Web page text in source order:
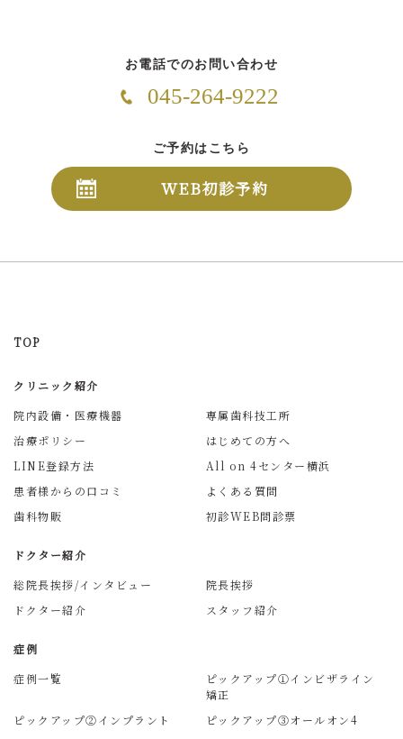
お電話でのお問い合わせ
045-264-9222
ご予約はこちら
WEB初診予約
TOP
クリニック紹介
院内設備・医療機器
専属歯科技工所
治療ポリシー
はじめての方へ
LINE登録方法
All on 4センター横浜
患者様からの口コミ
よくある質問
歯科物販
初診WEB問診票
ドクター紹介
総院長挨拶/インタビュー
院長挨拶
ドクター紹介
スタッフ紹介
症例
症例一覧
ピックアップ①インビザライン
矯正
ピックアップ②インプラント
ピックアップ③オールオン4